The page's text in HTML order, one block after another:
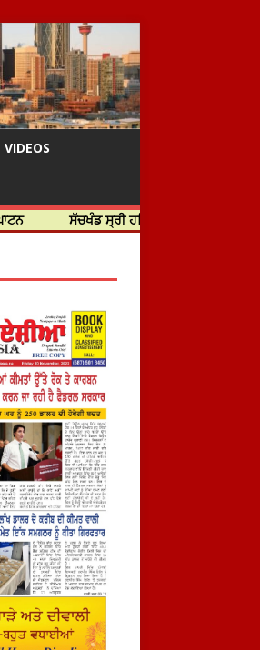
VIDEOS
ਸੱਚਖੰਡ ਸ੍ਰੀ ਹਰਿਮੰਦਰ ਸਾਹਿਬ ਵਿਖੇ ਸਜੇ ਜਲੌਅ